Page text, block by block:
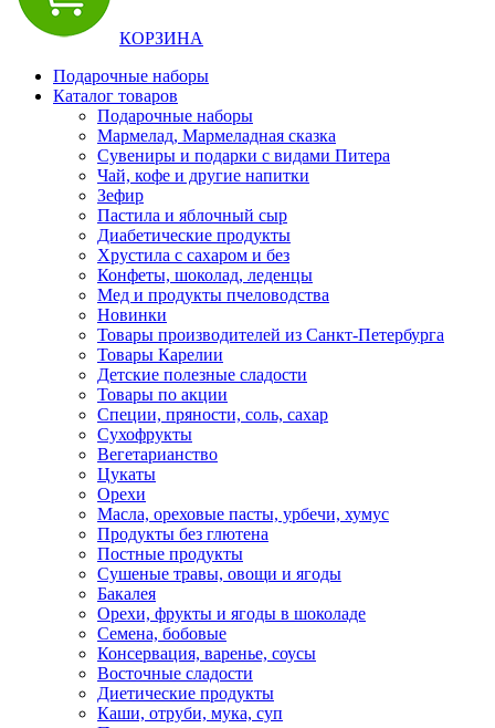
КОРЗИНА
Подарочные наборы
Каталог товаров
Подарочные наборы
Мармелад, Мармеладная сказка
Сувениры и подарки с видами Питера
Чай, кофе и другие напитки
Зефир
Пастила и яблочный сыр
Диабетические продукты
Хрустила с сахаром и без
Конфеты, шоколад, леденцы
Мед и продукты пчеловодства
Новинки
Товары производителей из Санкт-Петербурга
Товары Карелии
Детские полезные сладости
Товары по акции
Специи, пряности, соль, сахар
Сухофрукты
Вегетарианство
Цукаты
Орехи
Масла, ореховые пасты, урбечи, хумус
Продукты без глютена
Постные продукты
Сушеные травы, овощи и ягоды
Бакалея
Орехи, фрукты и ягоды в шоколаде
Семена, бобовые
Консервация, варенье, соусы
Восточные сладости
Диетические продукты
Каши, отруби, мука, суп